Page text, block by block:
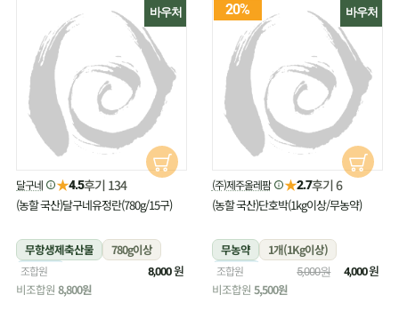
바우처
20%
(주)제주올레팜 ★2.7후기 6
(농할 국산)단호박(1kg이상/무농약)
무농약
1개(1Kg이상)
냉장
조합원 5,000원 4,000원
비조합원 5,500원
바우처
달구네 ★4.5후기 134
(농할 국산)달구네유정란(780g/15구)
무항생제축산물
780g이상
냉장
조합원 8,000원
비조합원 8,800원